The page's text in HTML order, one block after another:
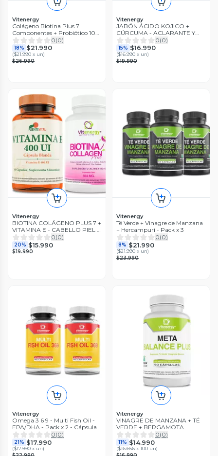
Vitenergy
Colágeno Biotina Plus 7
Componentes + Probiótico 100
Billones - Pack0(0)
18% $21.990
($21.990 x un)
$26.990
Vitenergy
JABÓN ÁCIDO KOJICO +
CÚRCUMA - ACLARANTE Y
DESPIGMENTANTE - PACK x2
0(0)
15% $16.990
($16.990 x un)
$19.990
Vitenergy
BIOTINA COLÁGENO PLUS 7 +
VITAMINA E - CABELLO PIEL Y
UÑAS - PACK 0(0)
20% $15.990
$19.990
Vitenergy
Té Verde + Vinagre de Manzana
+ Hercampuri - Pack x 3
0(0)
8% $21.990
($21.990 x un)
$23.990
Vitenergy
Omega 3 6 9 - Multi Fish Oil -
EPA/DHA - Pack x 2 - Cápsula
Soft Gel
0(0)
21% $17.990
($17.990 x un)
Vitenergy
VINAGRE DE MANZANA + TÉ
VERDE + BERGAMOTA
VITENERGY - 90 CÁPSULAS
0(0)
11% $14.990
($16.656 x 100 un)